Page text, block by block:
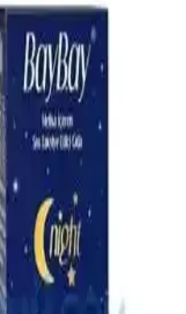
Güvenilir ve Doğal
için doğal ve güvenilir bebek
ürün seçimiyle bebeğinizin
Temizlik ve Hijyen
kullanımı için etkili temizlik ve
günlük yaşamda güvenilir
Rehberi: Temel İlkeler
gelişimsel belirtiler ve hijyen
kazanılması üzerine